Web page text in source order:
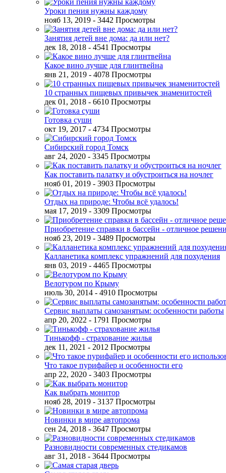
Уроки пения нужны каждому
нояб 13, 2019 - 3442 Просмотры
Занятия детей вне дома: да или нет?
дек 18, 2018 - 4541 Просмотры
Какое вино лучше для глинтвейна
янв 21, 2019 - 4078 Просмотры
10 странных пищевых привычек знаменитостей
дек 01, 2018 - 6610 Просмотры
Готовка суши
окт 19, 2017 - 4734 Просмотры
Сибирский город Томск
авг 24, 2020 - 3345 Просмотры
Как поставить палатку и обустроиться на ночлег
нояб 01, 2019 - 3903 Просмотры
Отдых на природе: Чтобы всё удалось!
мая 17, 2019 - 3309 Просмотры
Приобретение справки в бассейн - отличное
нояб 23, 2019 - 3489 Просмотры
Калланетика комплекс упражнений для похудения
янв 03, 2019 - 4465 Просмотры
Велотуром по Крыму
июль 30, 2014 - 4910 Просмотры
Сервис выплаты самозанятым: особенности работы
апр 20, 2022 - 1791 Просмотры
Тинькофф - страхование жилья
дек 11, 2021 - 2012 Просмотры
Что такое пурифайер и особенности его
апр 22, 2020 - 3403 Просмотры
Как выбрать монитор
нояб 28, 2019 - 3137 Просмотры
Новинки в мире автопрома
сен 24, 2018 - 3647 Просмотры
Разновидности современных стедикамов
авг 31, 2018 - 3644 Просмотры